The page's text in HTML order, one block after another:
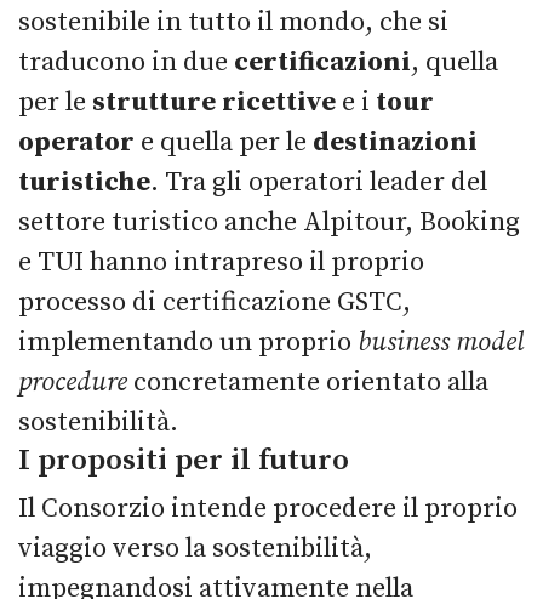
sostenibile in tutto il mondo, che si
traducono in due certificazioni, quella
per le strutture ricettive e i tour
operator e quella per le destinazioni
turistiche. Tra gli operatori leader del
settore turistico anche Alpitour, Booking
e TUI hanno intrapreso il proprio
processo di certificazione GSTC,
implementando un proprio business model
procedure concretamente orientato alla
sostenibilità.
I propositi per il futuro
Il Consorzio intende procedere il proprio
viaggio verso la sostenibilità,
impegnandosi attivamente nella